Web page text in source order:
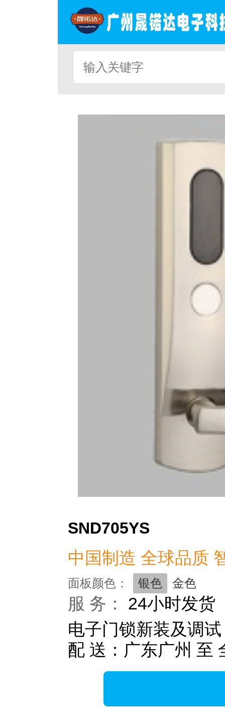
SND705YS
中国制造 全球品质
面板颜色： 银色 金色
服 务：
24小时发货
电子门锁新装及调
配 送：广东广州 至